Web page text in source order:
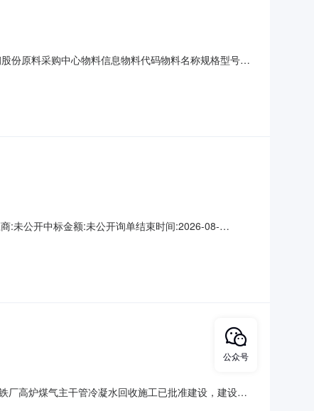
份原料采购中心物料信息物料代码物料名称规格型号品
年8月10日-8月12日SMM上海有
:未公开中标金额:未公开询单结束时间:2026-08-
高炉煤气主干管冷凝水回收施工已批准建设，建设资
公众号